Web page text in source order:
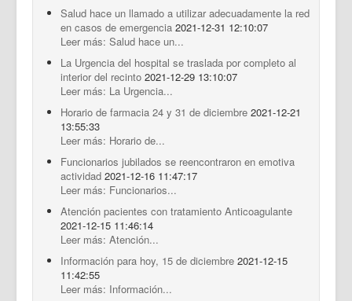
Salud hace un llamado a utilizar adecuadamente la red
en casos de emergencia 2021-12-31 12:10:07
Leer más: Salud hace un...
La Urgencia del hospital se traslada por completo al
interior del recinto 2021-12-29 13:10:07
Leer más: La Urgencia...
Horario de farmacia 24 y 31 de diciembre 2021-12-21
13:55:33
Leer más: Horario de...
Funcionarios jubilados se reencontraron en emotiva
actividad 2021-12-16 11:47:17
Leer más: Funcionarios...
Atención pacientes con tratamiento Anticoagulante
2021-12-15 11:46:14
Leer más: Atención...
Información para hoy, 15 de diciembre 2021-12-15
11:42:55
Leer más: Información...